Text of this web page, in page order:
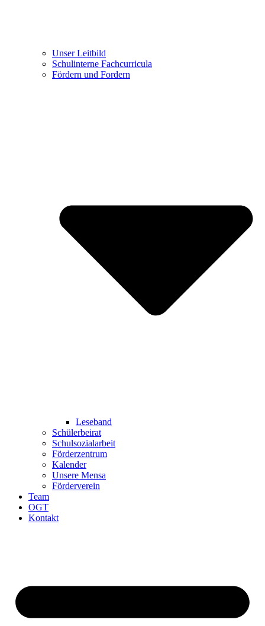
Unser Leitbild
Schulinterne Fachcurricula
Fördern und Fordern
Leseband
Schülerbeirat
Schulsozialarbeit
Förderzentrum
Kalender
Unsere Mensa
Förderverein
Team
OGT
Kontakt